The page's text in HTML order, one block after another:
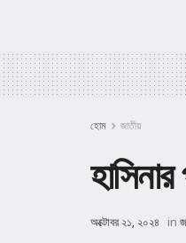
হোম জাতীয়
অক্টোবর ২১, ২০২৪ in